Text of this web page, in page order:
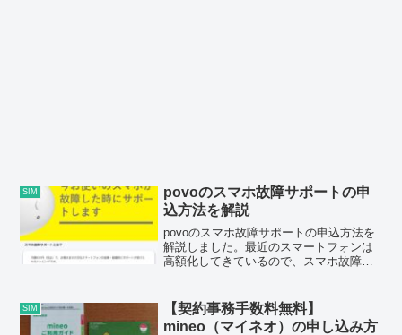
SIM
povoのスマホ故障サポートの申
込方法を解説
povoのスマホ故障サポートの申込方法を
解説しました。最近のスマートフォンは
高額化してきているので、スマホ故障サ
SIM
【契約事務手数料無料】
mineo（マイネオ）の申し込み方